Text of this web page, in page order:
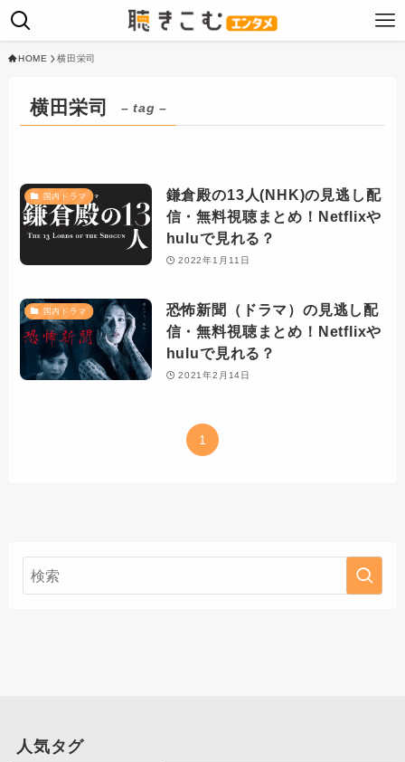
HOME 横田栄司
横田栄司 – tag –
国内ドラマ
鎌倉殿の13人(NHK)の見逃し配
信・無料視聴まとめ！Netflixや
huluで見れる？
2022年1月11日
国内ドラマ
恐怖新聞（ドラマ）の見逃し配
信・無料視聴まとめ！Netflixや
huluで見れる？
2021年2月14日
1
人気タグ